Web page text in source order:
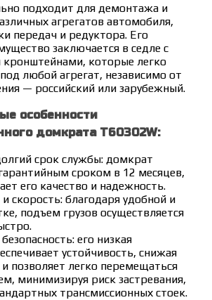
подходит для демонтажа и
агрегатов автомобиля,
передач и редуктора. Его
заключается в седле с
которые легко
любой агрегат, независимо от
— российский или зарубежный.
особенности
домкрата T60302W:
срок службы: домкрат
сроком в 12 месяцев,
его качество и надежность.
скорость: благодаря удобной и
подъем грузов осуществляется
его низкая
устойчивость, снижая
позволяет легко перемещаться
минимизируя риск застревания,
трансмиссионных стоек.